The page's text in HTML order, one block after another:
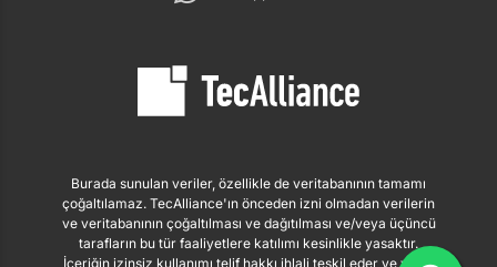
Burada sunulan veriler, özellikle de veritabanının tamamı
çoğaltılamaz. TecAlliance'ın önceden izni olmadan verilerin
ve veritabanının çoğaltılması ve dağıtılması ve/veya üçüncü
tarafların bu tür faaliyetlere katılımı kesinlikle yasaktır.
İçeriğin izinsiz kullanımı telif hakkı ihlali teşkil eder ve yasal